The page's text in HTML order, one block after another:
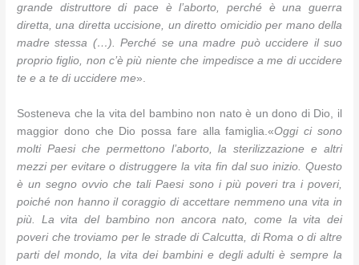
grande distruttore di pace è l’aborto, perché è una guerra
diretta, una diretta uccisione, un diretto omicidio per mano della
madre stessa (…). Perché se una madre può uccidere il suo
proprio figlio, non c’è più niente che impedisce a me di uccidere
te e a te di uccidere me».
Sosteneva che la vita del bambino non nato è un dono di Dio, il
maggior dono che Dio possa fare alla famiglia.«Oggi ci sono
molti Paesi che permettono l’aborto, la sterilizzazione e altri
mezzi per evitare o distruggere la vita fin dal suo inizio. Questo
è un segno ovvio che tali Paesi sono i più poveri tra i poveri,
poiché non hanno il coraggio di accettare nemmeno una vita in
più. La vita del bambino non ancora nato, come la vita dei
poveri che troviamo per le strade di Calcutta, di Roma o di altre
parti del mondo, la vita dei bambini e degli adulti è sempre la